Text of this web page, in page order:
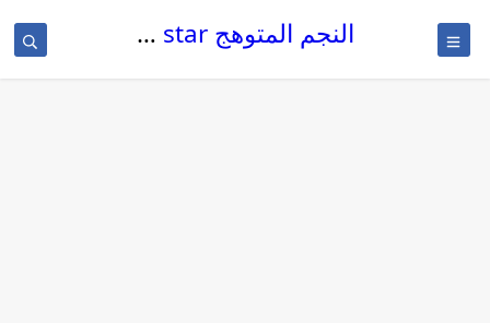
النجم المتوهج The glowing star